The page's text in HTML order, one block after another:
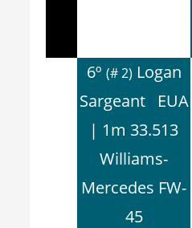
6º (# 2) Logan
Sargeant EUA
| 1m 33.513
Williams-
Mercedes FW-
45